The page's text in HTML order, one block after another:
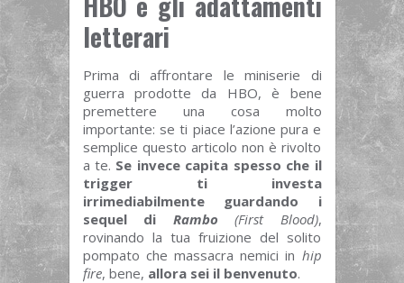
letterari
Prima di affrontare le miniserie di
guerra prodotte da HBO, è bene
premettere una cosa molto
importante: se ti piace l’azione pura e
semplice questo articolo non è rivolto
a te. Se invece capita spesso che il
trigger ti investa
irrimediabilmente guardando i
sequel di Rambo (First Blood),
rovinando la tua fruizione del solito
pompato che massacra nemici in hip
fire, bene, allora sei il benvenuto.